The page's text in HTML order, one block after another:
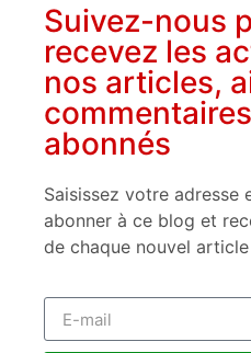
Suivez-nous
recevez les
nos articles,
abonnés
Saisissez votre adresse
abonner à ce blog et
de chaque nouvel